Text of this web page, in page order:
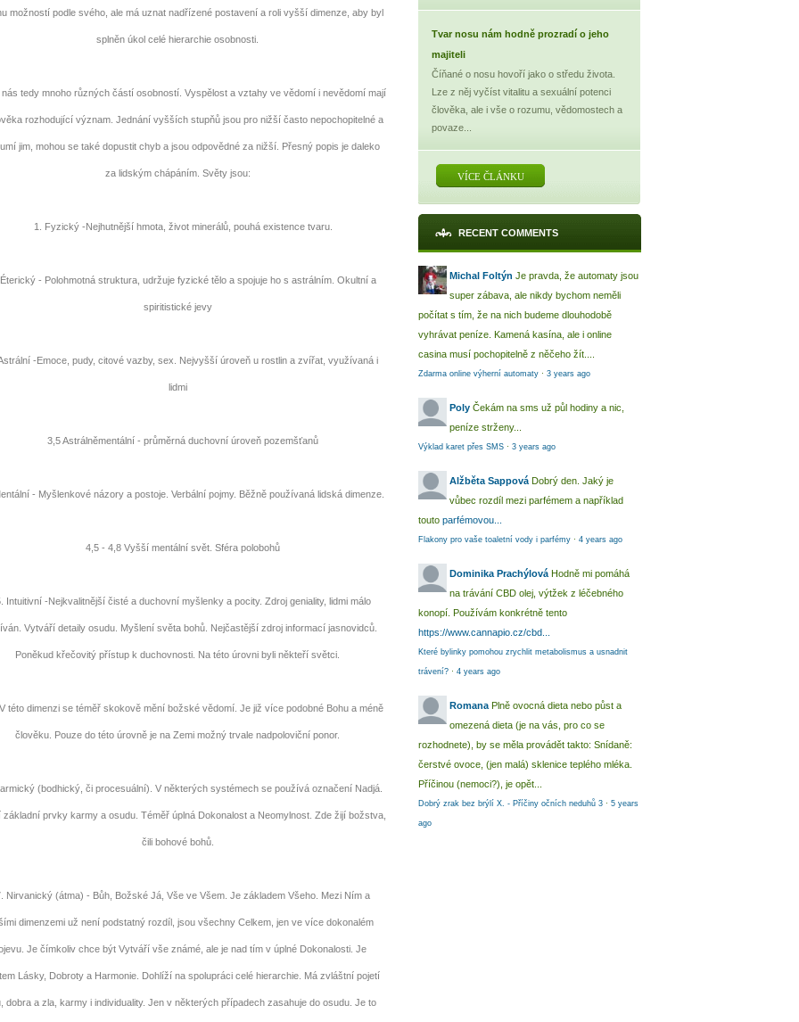
Nenávidíme spam stejně jako vy
možností podle svého, ale má uznat nadřízené postavení a roli vyšší dimenze, aby byl
splněn úkol celé hierarchie osobnosti.
tedy mnoho různých částí osobností. Vyspělost a vztahy ve vědomí i nevědomí mají
rozhodující význam. Jednání vyšších stupňů jsou pro nižší často nepochopitelné a
jim, mohou se také dopustit chyb a jsou odpovědné za nižší. Přesný popis je daleko
za lidským chápáním. Světy jsou:
1. Fyzický -Nejhutnější hmota, život minerálů, pouhá existence tvaru.
- Polohmotná struktura, udržuje fyzické tělo a spojuje ho s astrálním. Okultní a
spiritistické jevy
-Emoce, pudy, citové vazby, sex. Nejvyšší úroveň u rostlin a zvířat, využívaná i
lidmi
3,5 Astrálněmentální - průměrná duchovní úroveň pozemšťanů
- Myšlenkové názory a postoje. Verbální pojmy. Běžně používaná lidská dimenze.
4,5 - 4,8 Vyšší mentální svět. Sféra polobohů
-Nejkvalitnější čisté a duchovní myšlenky a pocity. Zdroj geniality, lidmi málo
Vytváří detaily osudu. Myšlení světa bohů. Nejčastější zdroj informací jasnovidců.
Poněkud křečovitý přístup k duchovnosti. Na této úrovni byli někteří světci.
této dimenzi se téměř skokově mění božské vědomí. Je již více podobné Bohu a méně
člověku. Pouze do této úrovně je na Zemi možný trvale nadpoloviční ponor.
(bodhický, či procesuální). V některých systémech se používá označení Nadjá.
základní prvky karmy a osudu. Téměř úplná Dokonalost a Neomylnost. Zde žijí božstva,
čili bohové bohů.
(átma) - Bůh, Božské Já, Vše ve Všem. Je základem Všeho. Mezi Ním a
dimenzemi už není podstatný rozdíl, jsou všechny Celkem, jen ve více dokonalém
Je čímkoliv chce být Vytváří vše známé, ale je nad tím v úplné Dokonalosti. Je
Lásky, Dobroty a Harmonie. Dohlíží na spolupráci celé hierarchie. Má zvláštní pojetí
dobra a zla, karmy i individuality. Jen v některých případech zasahuje do osudu. Je to
Tvar nosu nám hodně prozradí o jeho
majiteli
Číňané o nosu hovoří jako o středu života.
Lze z něj vyčíst vitalitu a sexuální potenci
člověka, ale i vše o rozumu, vědomostech a
povaze...
VÍCE ČLÁNKU
RECENT COMMENTS
Michal Foltýn Je pravda, že automaty jsou
super zábava, ale nikdy bychom neměli
počítat s tím, že na nich budeme dlouhodobě
vyhrávat peníze. Kamená kasína, ale i online
casina musí pochopitelně z něčeho žít....
Zdarma online výherní automaty · 3 years ago
Poly Čekám na sms už půl hodiny a nic,
peníze strženy...
Výklad karet přes SMS · 3 years ago
Alžběta Sappová Dobrý den. Jaký je
vůbec rozdíl mezi parfémem a například
touto parfémovou...
Flakony pro vaše toaletní vody i parfémy · 4 years ago
Dominika Prachýlová Hodně mi pomáhá
na trávání CBD olej, výtžek z léčebného
konopí. Používám konkrétně tento
https://www.cannapio.cz/cbd...
Které bylinky pomohou zrychlit metabolismus a usnadnit
trávení? · 4 years ago
Romana Plně ovocná dieta nebo půst a
omezená dieta (je na vás, pro co se
rozhodnete), by se měla provádět takto: Snídaně:
čerstvé ovoce, (jen malá) sklenice teplého mléka.
Příčinou (nemoci?), je opět...
Dobrý zrak bez brýlí X. - Příčiny očních neduhů 3 · 5 years
ago